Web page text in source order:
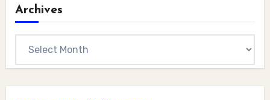
Archives